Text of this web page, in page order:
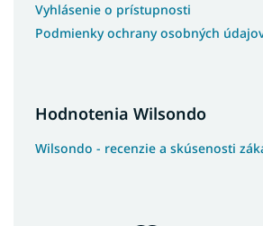
Vyhlásenie o prístupnosti
Podmienky ochrany osobných
Hodnotenia Wilsondo
Wilsondo - recenzie a skúsenosti